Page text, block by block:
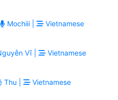
Mochiii |
Vietnamese
Vĩ |
Vietnamese
Thu |
Vietnamese